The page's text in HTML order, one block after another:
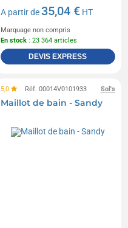
A partir de35,04 € HT
Marquage non compris
En stock : 23 364 articles
DEVIS EXPRESS
Sol's
5,0 Réf. 00014V0101933
Maillot de bain - Sandy